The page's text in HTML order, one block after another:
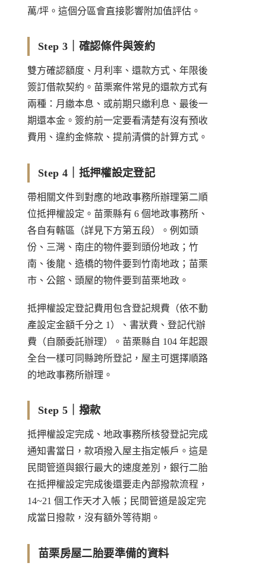
萬/坪。這個分區會直接影響附加值評估。
Step 3｜確認條件與簽約
雙方確認額度、月利率、還款方式、年限後
簽訂借款契約。苗栗案件常見的還款方式有
兩種：月繳本息、或前期只繳利息、最後一
期還本金。簽約前一定要看清楚有沒有預收
費用、違約金條款、提前清償的計算方式。
Step 4｜抵押權設定登記
帶相關文件到對應的地政事務所辦理第二順
位抵押權設定。苗栗縣有 6 個地政事務所、
各自有轄區（詳見下方第五段）。例如頭
份、三灣、南庄的物件要到頭份地政；竹
南、後龍、造橋的物件要到竹南地政；苗栗
市、公館、頭屋的物件要到苗栗地政。
抵押權設定登記費用包含登記規費（依不動
產設定金額千分之 1）、書狀費、登記代辦
費（自願委託辦理）。苗栗縣自 104 年起跟
全台一樣可同縣跨所登記，屋主可選擇順路
的地政事務所辦理。
Step 5｜撥款
抵押權設定完成、地政事務所核發登記完成
通知書當日，款項撥入屋主指定帳戶。這是
民間管道與銀行最大的速度差別，銀行二胎
在抵押權設定完成後還要走內部撥款流程，
14~21 個工作天才入帳；民間管道是設定完
成當日撥款，沒有額外等待期。
苗栗房屋二胎要準備的資料